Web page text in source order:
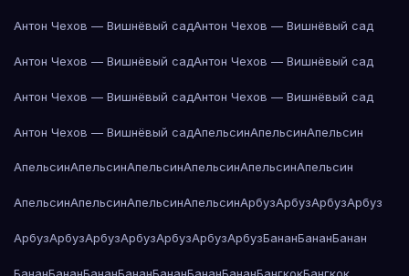
Антон Чехов — Вишнёвый садАнтон Чехов — Вишнёвый сад
Антон Чехов — Вишнёвый садАнтон Чехов — Вишнёвый сад
Антон Чехов — Вишнёвый садАнтон Чехов — Вишнёвый сад
Антон Чехов — Вишнёвый садАпельсинАпельсинАпельсин
АпельсинАпельсинАпельсинАпельсинАпельсинАпельсин
АпельсинАпельсинАпельсинАпельсинАрбузАрбузАрбузАрбуз
АрбузАрбузАрбузАрбузАрбузАрбузАрбузБананБананБанан
БананБананБананБананБананБананБананБангкокБангкок